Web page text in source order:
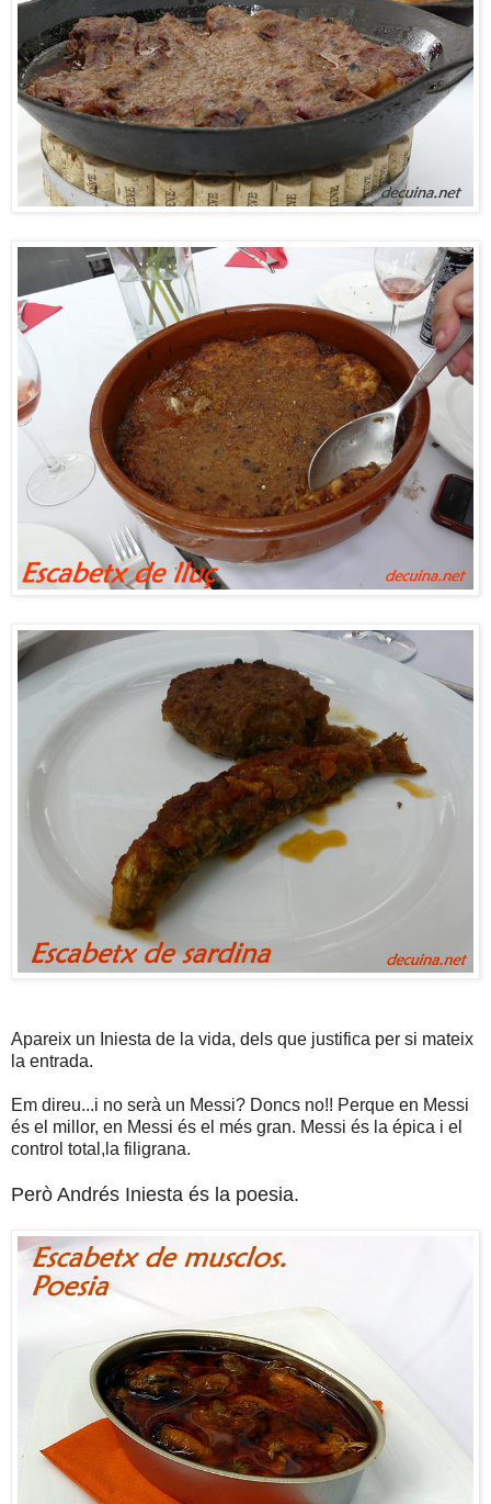
Apareix un Iniesta de la vida, dels que justifica per si mateix
la entrada.
Em direu...i no serà un Messi? Doncs no!! Perque en Messi
és el millor, en Messi és el més gran. Messi és la épica i el
control total,la filigrana.
Però Andrés Iniesta és la poesia.